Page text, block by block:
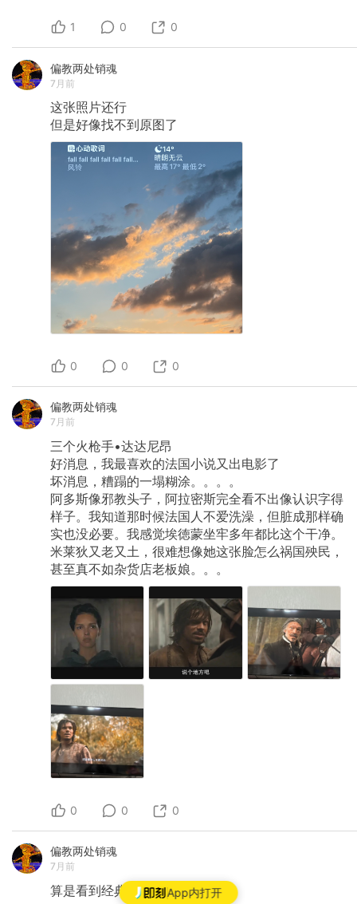
App内打开
1 0 0
偏教两处销魂
7月前
这张照片还行
但是好像找不到原图了
0 0 0
偏教两处销魂
7月前
三个火枪手•达达尼昂
好消息，我最喜欢的法国小说又出电影了
坏消息，糟蹋的一塌糊涂。。。。
阿多斯像邪教头子，阿拉密斯完全看不出像认识字得
样子。我知道那时候法国人不爱洗澡，但脏成那样确
实也没必要。我感觉埃徳蒙坐牢多年都比这个干净。
米莱狄又老又土，很难想像她这张脸怎么祸国殃民，
甚至真不如杂货店老板娘。。。
0 0 0
偏教两处销魂
7月前
算是看到经典了